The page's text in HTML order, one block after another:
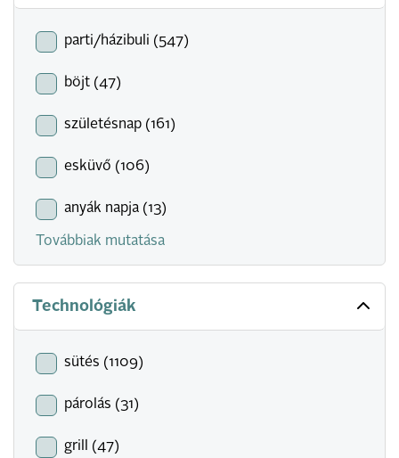
parti/házibuli (547)
böjt (47)
születésnap (161)
esküvő (106)
anyák napja (13)
Továbbiak mutatása
Technológiák
sütés (1109)
párolás (31)
grill (47)